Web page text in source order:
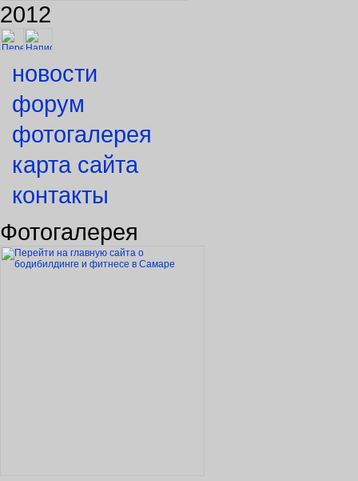
2012
новости
форум
фотогалерея
карта сайта
контакты
Фотогалерея